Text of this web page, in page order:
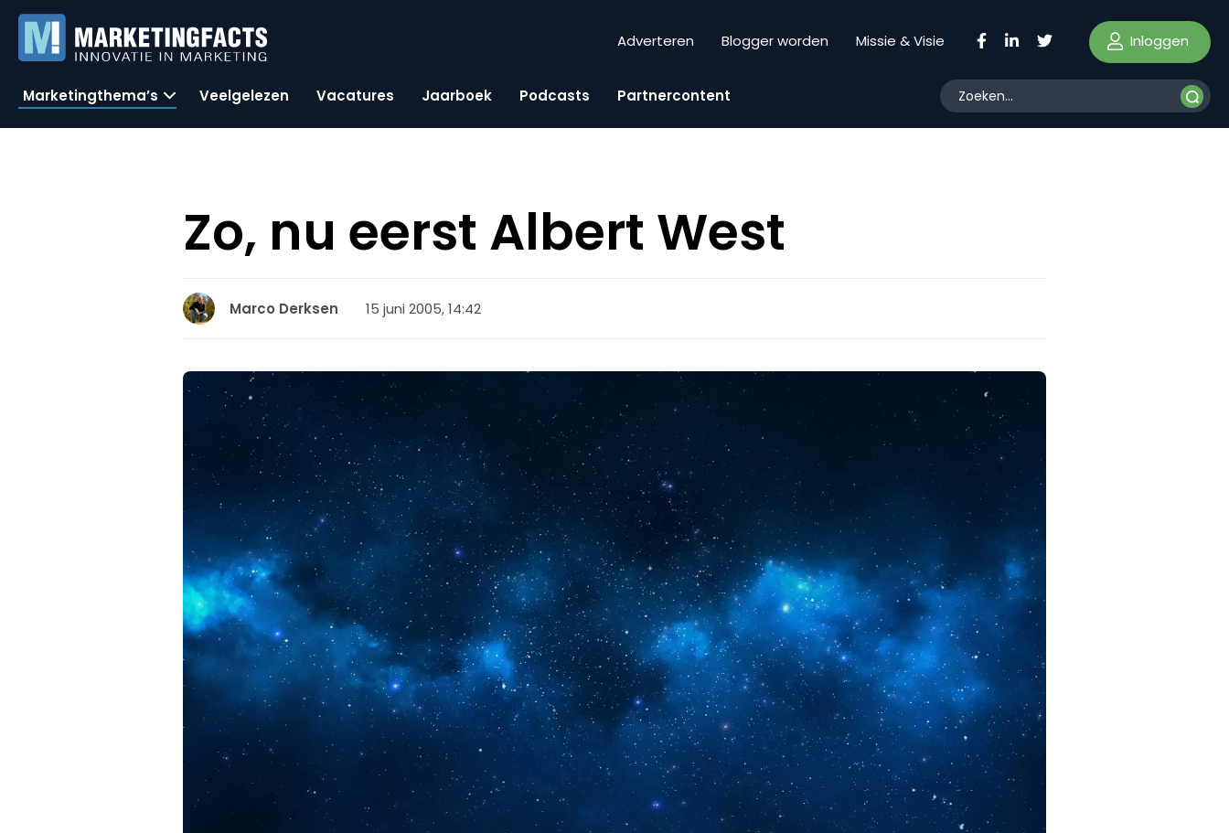
Adverteren Blogger worden Missie & Visie Inloggen
Marketingthema’s Veelgelezen Vacatures Jaarboek Podcasts Partnercontent
Zo, nu eerst Albert West
Marco Derksen 15 juni 2005, 14:42